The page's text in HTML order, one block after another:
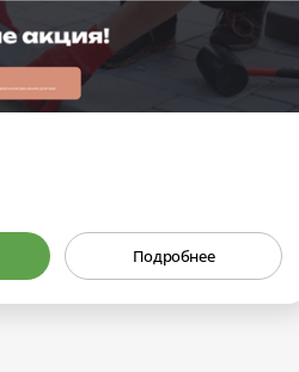
Подробнее